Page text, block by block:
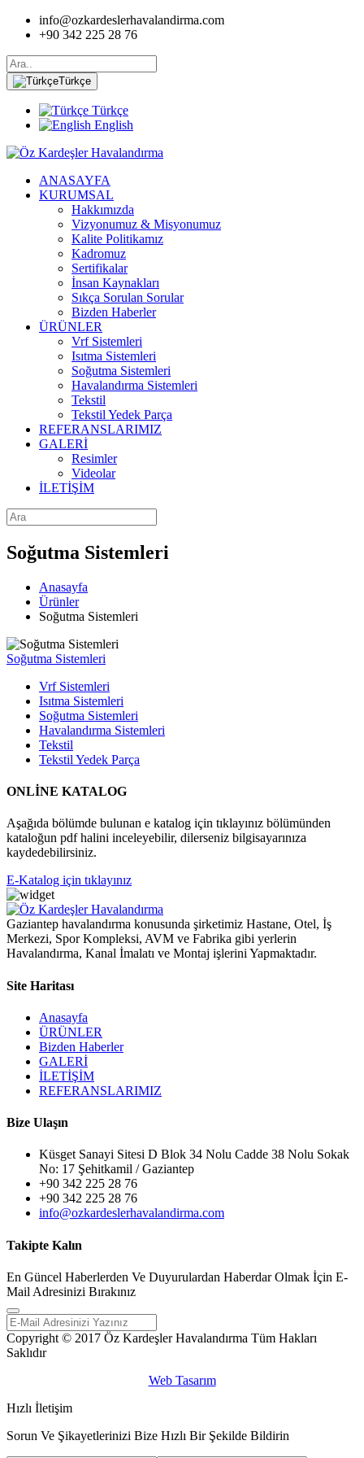
info@ozkardeslerhavalandirma.com
+90 342 225 28 76
Türkçe
Türkçe
English
ANASAYFA
KURUMSAL
Hakkımızda
Vizyonumuz & Misyonumuz
Kalite Politikamız
Kadromuz
Sertifikalar
İnsan Kaynakları
Sıkça Sorulan Sorular
Bizden Haberler
ÜRÜNLER
Vrf Sistemleri
Isıtma Sistemleri
Soğutma Sistemleri
Havalandırma Sistemleri
Tekstil
Tekstil Yedek Parça
REFERANSLARIMIZ
GALERİ
Resimler
Videolar
İLETİŞİM
Soğutma Sistemleri
Anasayfa
Ürünler
Soğutma Sistemleri
Soğutma Sistemleri
Vrf Sistemleri
Isıtma Sistemleri
Soğutma Sistemleri
Havalandırma Sistemleri
Tekstil
Tekstil Yedek Parça
ONLİNE KATALOG
Aşağıda bölümde bulunan e katalog için tıklayınız bölümünden
kataloğun pdf halini inceleyebilir, dilerseniz bilgisayarınıza
kaydedebilirsiniz.
E-Katalog için tıklayınız
Gaziantep havalandırma konusunda şirketimiz Hastane, Otel, İş
Merkezi, Spor Kompleksi, AVM ve Fabrika gibi yerlerin
Havalandırma, Kanal İmalatı ve Montaj işlerini Yapmaktadır.
Site Haritası
Anasayfa
ÜRÜNLER
Bizden Haberler
GALERİ
İLETİŞİM
REFERANSLARIMIZ
Bize Ulaşın
Küsget Sanayi Sitesi D Blok 34 Nolu Cadde 38 Nolu Sokak
No: 17 Şehitkamil / Gaziantep
+90 342 225 28 76
+90 342 225 28 76
info@ozkardeslerhavalandirma.com
Takipte Kalın
En Güncel Haberlerden Ve Duyurulardan Haberdar Olmak İçin E-
Mail Adresinizi Bırakınız
Copyright © 2017 Öz Kardeşler Havalandırma Tüm Hakları
Saklıdır
Web Tasarım
Hızlı İletişim
Sorun Ve Şikayetlerinizi Bize Hızlı Bir Şekilde Bildirin